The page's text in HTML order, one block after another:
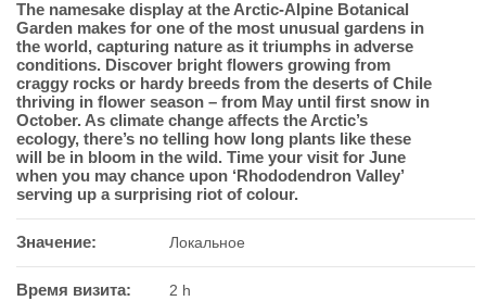
The namesake display at the Arctic-Alpine Botanical
Garden makes for one of the most unusual gardens in
the world, capturing nature as it triumphs in adverse
conditions. Discover bright flowers growing from
craggy rocks or hardy breeds from the deserts of Chile
thriving in flower season – from May until first snow in
October. As climate change affects the Arctic’s
ecology, there’s no telling how long plants like these
will be in bloom in the wild. Time your visit for June
when you may chance upon ‘Rhododendron Valley’
serving up a surprising riot of colour.
Значение: Локальное
Время визита: 2 h